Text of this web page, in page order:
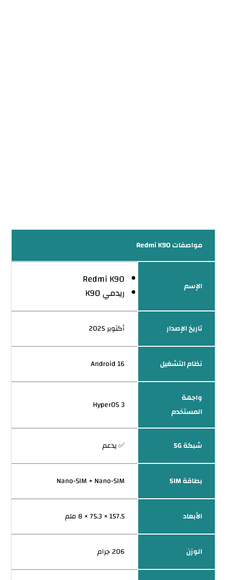
مواصفات Redmi K90
الإسم
Redmi K90
ريدمي K90
تاريخ الإصدار أكتوبر 2025
نظام التشغيل Android 16
واجهة
المستخدم
HyperOS 3
شبكة 5G ✅ يدعم
بطاقة SIM Nano-SIM + Nano-SIM
الأبعاد 157.5 × 75.3 × 8 ملم
الوزن 206 جرام